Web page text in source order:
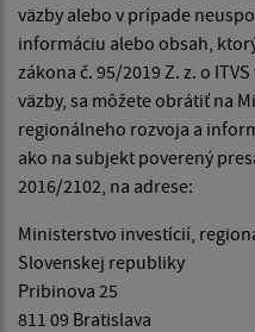
väzby alebo v prípade
informáciu alebo obsah,
zákona č. 95/2019 Z. z. o
väzby, sa môžete obrátiť na
regionálneho rozvoja a
ako na subjekt poverený
2016/2102, na adrese:
Ministerstvo investícií,
Slovenskej republiky
Pribinova 25
811 09 Bratislava